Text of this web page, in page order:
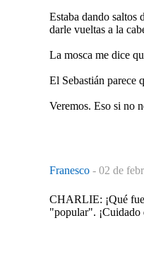
Estaba dando saltos
darle vueltas a la
La mosca me dice
El Sebastián parece
Veremos. Eso si no
Franesco - 02 de
CHARLIE: ¡Qué
"popular". ¡Cuidado